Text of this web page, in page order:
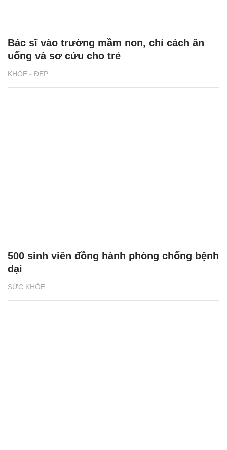
KHỎE - ĐẸP
Bác sĩ vào trường mầm non, chỉ cách ăn
uống và sơ cứu cho trẻ
SỨC KHỎE
500 sinh viên đồng hành phòng chống bệnh
dại